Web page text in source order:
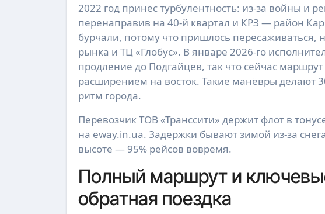
2022 год принёс турбулентность: из-за войны и
перенаправив на 40-й квартал и КРЗ — район
бурчали, потому что пришлось пересаживаться,
рынка и ТЦ «Глобус». В январе 2026-го
продление до Подгайцев, так что сейчас
расширением на восток. Такие манёвры делают
ритм города.
Перевозчик ТОВ «Транссити» держит флот в
на eway.in.ua. Задержки бывают зимой из-за
высоте — 95% рейсов вовремя.
Полный маршрут и
обратная поездка